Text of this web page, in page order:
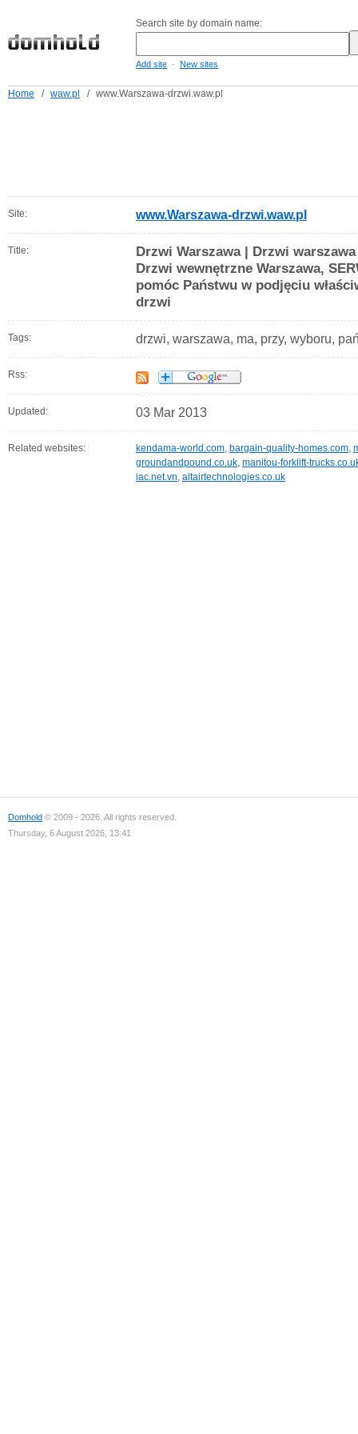
Search site by domain name:
Add site - New sites
Home / waw.pl / www.Warszawa-drzwi.waw.pl
Site: www.Warszawa-drzwi.waw.pl
Title:
Drzwi Warszawa | Drzwi
Drzwi wewnętrzne Warszawa,
pomóc Państwu w podjęciu
drzwi
Tags: drzwi, warszawa, ma, przy, wyboru,
Rss:
Updated: 03 Mar 2013
Related websites: kendama-world.com, bargain-quality-homes.com,
groundandpound.co.uk, manitou-forklift-
iac.net.vn, altairtechnologies.co.uk
Domhold © 2009 - 2026. All rights reserved.
Thursday, 6 August 2026, 13:41